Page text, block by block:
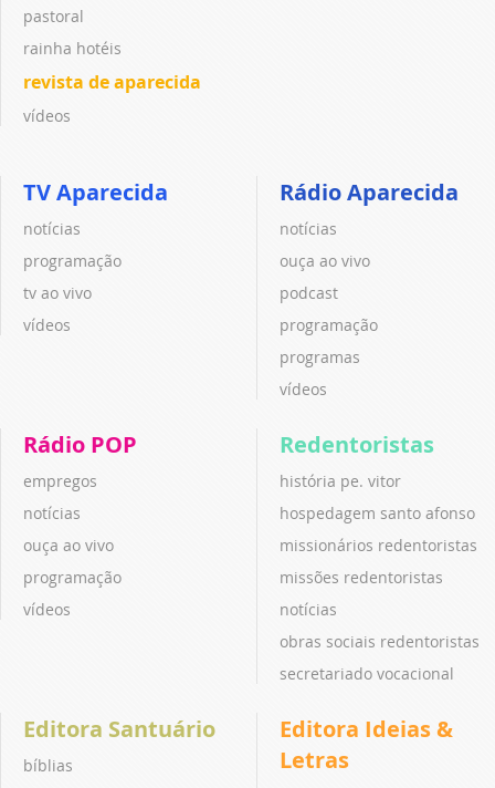
pastoral
rainha hotéis
revista de aparecida
vídeos
TV Aparecida
notícias
programação
tv ao vivo
vídeos
Rádio Aparecida
notícias
ouça ao vivo
podcast
programação
programas
vídeos
Rádio POP
empregos
notícias
ouça ao vivo
programação
vídeos
Redentoristas
história pe. vitor
hospedagem santo afonso
missionários redentoristas
missões redentoristas
notícias
obras sociais redentoristas
secretariado vocacional
Editora Santuário
bíblias
Editora Ideias &
Letras